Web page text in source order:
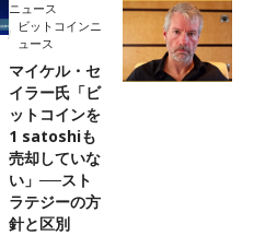
ニュース
ビットコインニ
ュース
マイケル・セ
イラー氏「ビ
ットコインを
1 satoshiも
売却していな
い」──スト
ラテジーの方
針と区別